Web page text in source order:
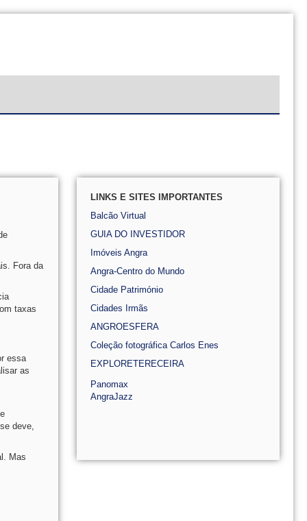
Fora da
taxas
essa
as
deve,
Mas
LINKS E SITES IMPORTANTES
Balcão Virtual
GUIA DO INVESTIDOR
Imóveis Angra
Angra-Centro do Mundo
Cidade Património
Cidades Irmãs
ANGROESFERA
Coleção fotográfica Carlos Enes
EXPLORETERECEIRA
Panomax
AngraJazz